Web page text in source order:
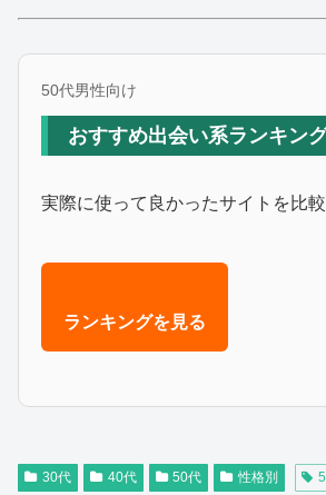
50代男性向け
おすすめ出会い系ランキン
実際に使って良かったサイトを比較
ランキングを見る
30代 40代 50代 性格別